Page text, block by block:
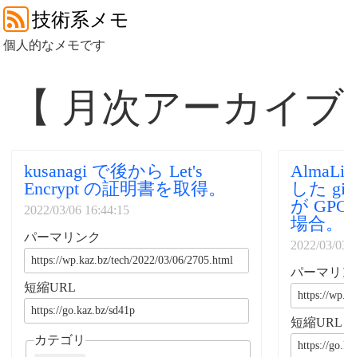
技術系メモ
個人的なメモです
【 月次アーカイ
kusanagi で後から Let's
Encrypt の証明書を取得。
2022/03/06 16:44:15
パーマリンク
短縮URL
カテゴリ
した
が
場合。
2022/03/
パーマリ
短縮URL